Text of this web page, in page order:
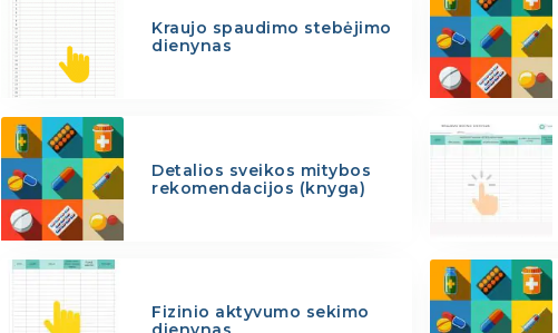
Kraujo spaudimo stebėjimo
dienynas
Detalios sveikos mitybos
rekomendacijos (knyga)
Fizinio aktyvumo sekimo